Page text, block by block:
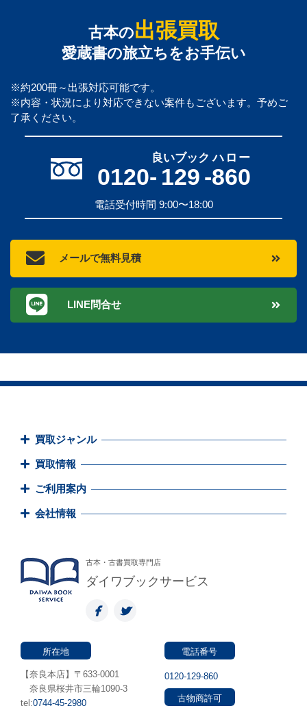
古本の出張買取
愛蔵書の旅立ちをお手伝い
※約200冊～出張対応可能です。
※内容・状況により対応できない案件もございます。予めご
了承ください。
0120- 129
良いブック
-860
ハロー
電話受付時間 9:00〜18:00
メールで無料見積
LINE問合せ
買取ジャンル
買取情報
ご利用案内
会社情報
古本・古書買取専門店
ダイワブックサービス
所在地
【奈良本店】〒633-0001
奈良県桜井市三輪1090-3
tel:0744-45-2980
電話番号
0120-129-860
古物商許可